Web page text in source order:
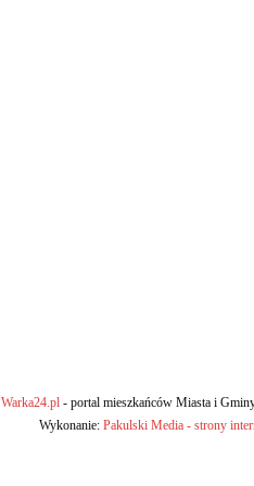
Warka24.pl - portal mieszkańców Miasta i
Wykonanie: Pakulski Media - strony